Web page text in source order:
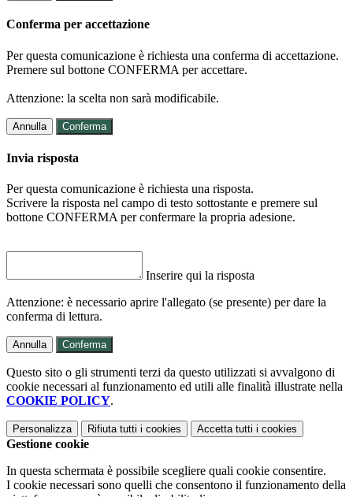
Conferma per accettazione
Per questa comunicazione è richiesta una conferma di accettazione.
Premere sul bottone CONFERMA per accettare.
Attenzione: la scelta non sarà modificabile.
Annulla Conferma
Invia risposta
Per questa comunicazione è richiesta una risposta.
Scrivere la risposta nel campo di testo sottostante e premere sul
bottone CONFERMA per confermare la propria adesione.
Inserire qui la risposta
Attenzione: è necessario aprire l'allegato (se presente) per dare la
conferma di lettura.
Annulla Conferma
Questo sito o gli strumenti terzi da questo utilizzati si avvalgono di
cookie necessari al funzionamento ed utili alle finalità illustrate nella
COOKIE POLICY.
Personalizza Rifiuta tutti i cookies Accetta tutti i cookies
Gestione cookie
In questa schermata è possibile scegliere quali cookie consentire.
I cookie necessari sono quelli che consentono il funzionamento della